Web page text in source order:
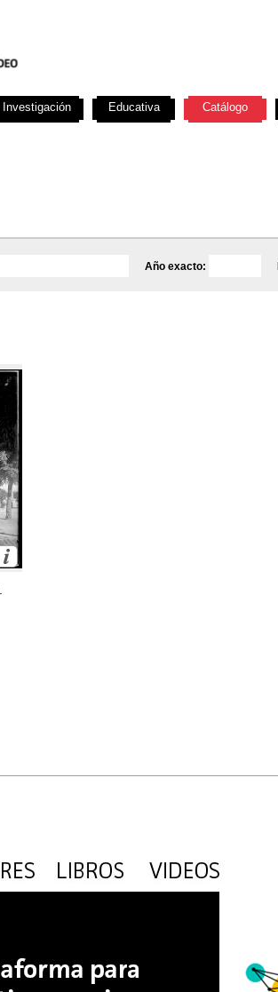
Año exacto:
Investigación Educativa Catálogo